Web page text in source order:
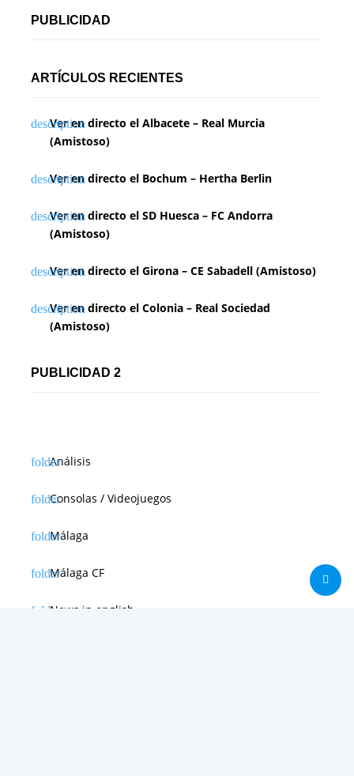
PUBLICIDAD
ARTÍCULOS RECIENTES
Ver en directo el Albacete – Real Murcia
(Amistoso)
Ver en directo el Bochum – Hertha Berlin
Ver en directo el SD Huesca – FC Andorra
(Amistoso)
Ver en directo el Girona – CE Sabadell (Amistoso)
Ver en directo el Colonia – Real Sociedad
(Amistoso)
PUBLICIDAD 2
Análisis
Consolas / Videojuegos
Málaga
Málaga CF
News in english